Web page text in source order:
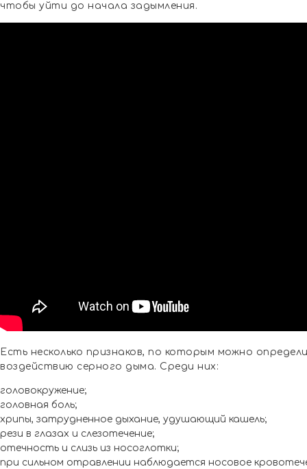
чтобы уйти до начала задымления.
Есть несколько признаков, по которым можно
воздействию серного дыма. Среди них:
головокружение;
головная боль;
хрипы, затрудненное дыхание, удушающий кашель;
рези в глазах и слезотечение;
отечность и слизь из носоглотки;
при сильном отравлении наблюдается носовое